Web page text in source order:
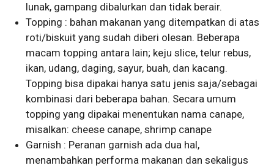
lunak, gampang dibalurkan dan tidak berair.
Topping : bahan makanan yang ditempatkan di atas
roti/biskuit yang sudah diberi olesan. Beberapa
macam topping antara lain; keju slice, telur rebus,
ikan, udang, daging, sayur, buah, dan kacang.
Topping bisa dipakai hanya satu jenis saja/sebagai
kombinasi dari beberapa bahan. Secara umum
topping yang dipakai menentukan nama canape,
misalkan: cheese canape, shrimp canape
Garnish : Peranan garnish ada dua hal,
menambahkan performa makanan dan sekaligus